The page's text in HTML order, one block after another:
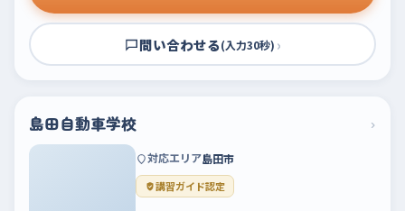
問い合わせる(入力30秒) ›
島田自動車学校 ›
対応エリア島田市
講習ガイド認定